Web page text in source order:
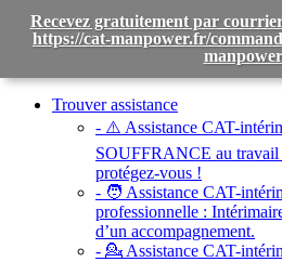
Toggle
navigationTrouver assistance
- ⚠️ Assistance CAT-
SOUFFRANCE au travail
protégez-vous !
- 🧑 Assistance CAT-
professionnelle :
d’un accompagnement.
- 💁 Assistance CAT-
Recevez gratuitement par
https://cat-manpower.fr/
manpower